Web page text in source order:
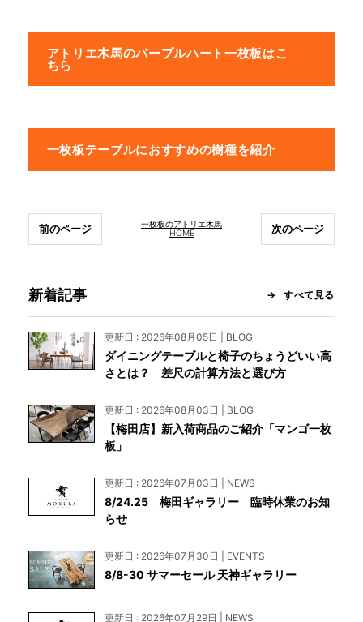
アトリエ木馬のパープルハート一枚板はこ
ちら
一枚板テーブルにおすすめの樹種を紹介
一枚板のアトリエ木馬
HOME
前のページ 次のページ
新着記事 すべて見る
更新日 : 2026年08月05日 | BLOG
ダイニングテーブルと椅子のちょうどいい高
さとは？ 差尺の計算方法と選び方
更新日 : 2026年08月03日 | BLOG
【梅田店】新入荷商品のご紹介「マンゴ一枚
板」
更新日 : 2026年07月03日 | NEWS
8/24.25 梅田ギャラリー 臨時休業のお知
らせ
更新日 : 2026年07月30日 | EVENTS
8/8-30 サマーセール 天神ギャラリー
更新日 : 2026年07月29日 | NEWS